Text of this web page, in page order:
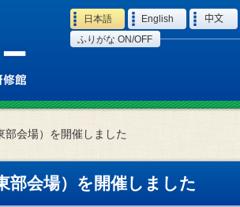
Language
日本語 English 中文
ふりがな ON/OFF
部会場）を開催しました
部会場）を開催しました